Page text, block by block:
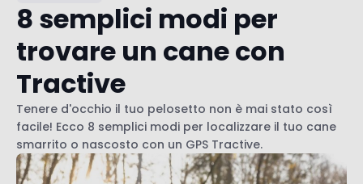
8 semplici modi per
trovare un cane con
Tractive
Tenere d'occhio il tuo pelosetto non è mai stato così
facile! Ecco 8 semplici modi per localizzare il tuo cane
smarrito o nascosto con un GPS Tractive.